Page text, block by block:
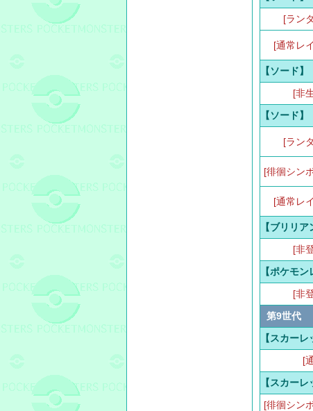
[ラン
[通常レ
【ソード】
[非
【ソード】
[ラン
[徘徊シン
[通常レ
【ブリリ
[非
【ポケモ
[非
第9世代
【スカー
[
【スカー
[徘徊シン